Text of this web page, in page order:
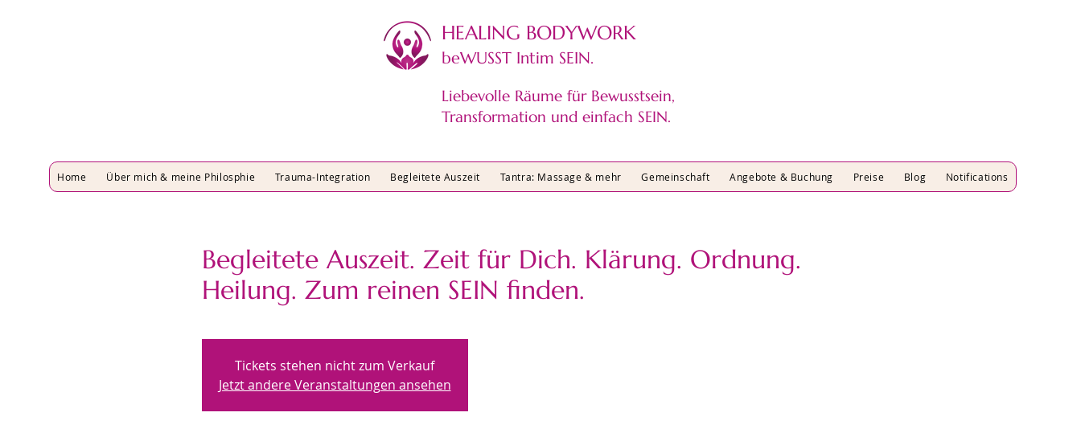
HEALING BODYWORK​
beWUSST Intim SEIN.
Liebevolle Räume für Bewusstsein,
Transformation und einfach SEIN.
Home Über mich & meine Philosphie Trauma-Integration Begleitete Auszeit Tantra: Massage & mehr Gemeinschaft Angebote & Buchung Preise Blog Notifications
Begleitete Auszeit. Zeit für Dich. Klärung. Ordnung.
Heilung. Zum reinen SEIN finden.
Tickets stehen nicht zum Verkauf
Jetzt andere Veranstaltungen ansehen